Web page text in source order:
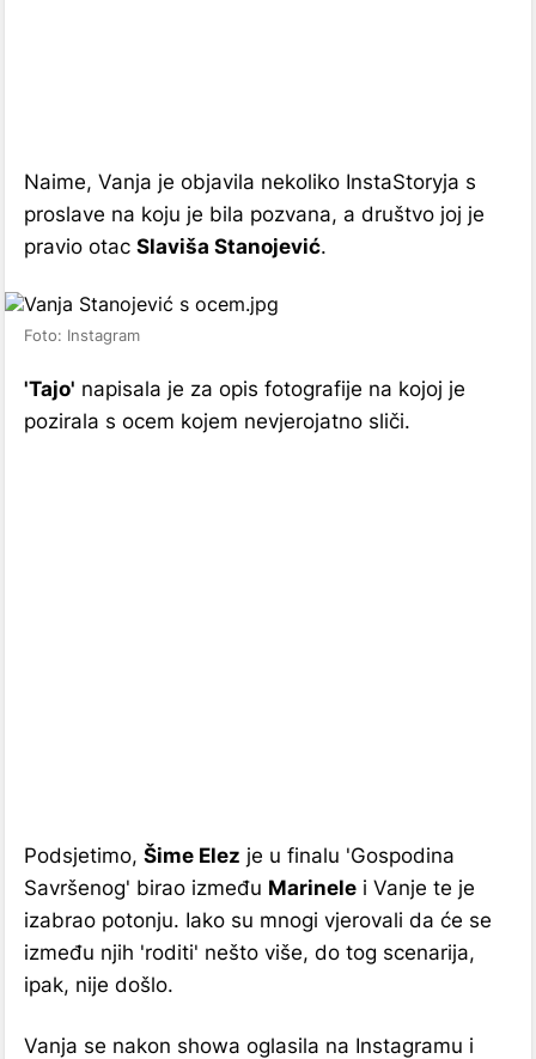
Naime, Vanja je objavila nekoliko InstaStoryja s
proslave na koju je bila pozvana, a društvo joj je
pravio otac Slaviša Stanojević.
Foto: Instagram
'Tajo' napisala je za opis fotografije na kojoj je
pozirala s ocem kojem nevjerojatno sliči.
Podsjetimo, Šime Elez je u finalu 'Gospodina
Savršenog' birao između Marinele i Vanje te je
izabrao potonju. Iako su mnogi vjerovali da će se
između njih 'roditi' nešto više, do tog scenarija,
ipak, nije došlo.
Vanja se nakon showa oglasila na Instagramu i